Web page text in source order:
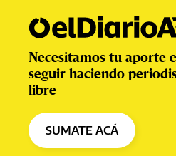
Necesitamos tu aporte
seguir haciendo
libre
SUMATE ACÁ